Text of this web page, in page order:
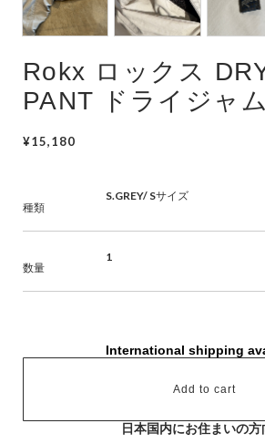
Rokx ロックス
PANT ドライジャ
¥15,180
種類
数量
International shipping
Add to cart
日本国内にお住まいの方